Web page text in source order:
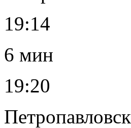
19:14
6 мин
19:20
Петропавловск